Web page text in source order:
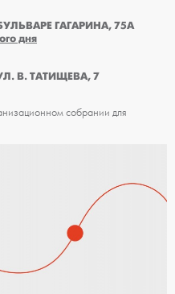
ГАГАРИНА, 75А
дня
В. ТАТИЩЕВА, 7
собрании для